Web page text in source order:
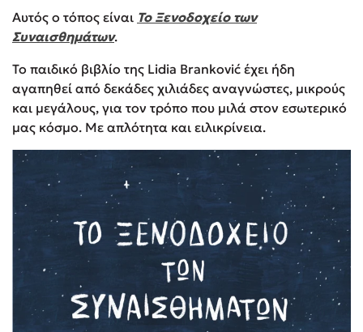
Αυτός ο τόπος είναι Το Ξενοδοχείο των
Συναισθημάτων.
Το παιδικό βιβλίο της Lidia Branković έχει ήδη
αγαπηθεί από δεκάδες χιλιάδες αναγνώστες, μικρούς
και μεγάλους, για τον τρόπο που μιλά στον εσωτερικό
μας κόσμο. Με απλότητα και ειλικρίνεια.